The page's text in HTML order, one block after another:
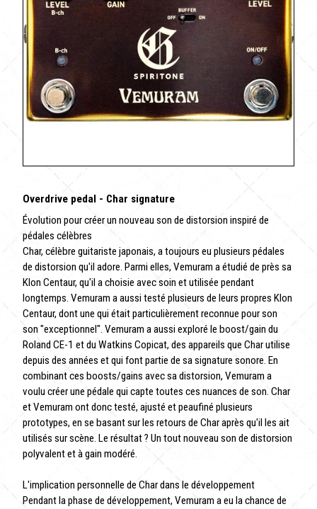
Overdrive pedal - Char signature
Évolution pour créer un nouveau son de distorsion inspiré de
pédales célèbres
Char, célèbre guitariste japonais, a toujours eu plusieurs pédales
de distorsion qu'il adore. Parmi elles, Vemuram a étudié de près sa
Klon Centaur, qu'il a choisie avec soin et utilisée pendant
longtemps. Vemuram a aussi testé plusieurs de leurs propres Klon
Centaur, dont une qui était particulièrement reconnue pour son
son "exceptionnel". Vemuram a aussi exploré le boost/gain du
Roland CE-1 et du Watkins Copicat, des appareils que Char utilise
depuis des années et qui font partie de sa signature sonore. En
combinant ces boosts/gains avec sa distorsion, Vemuram a
voulu créer une pédale qui capte toutes ces nuances de son. Char
et Vemuram ont donc testé, ajusté et peaufiné plusieurs
prototypes, en se basant sur les retours de Char après qu'il les ait
utilisés sur scène. Le résultat ? Un tout nouveau son de distorsion
polyvalent et à gain modéré.
L'implication personnelle de Char dans le développement
Pendant la phase de développement, Vemuram a eu la chance de